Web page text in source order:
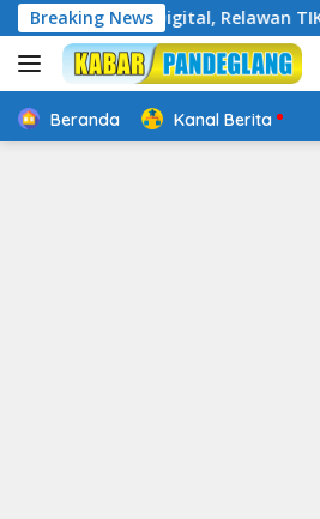
Langsung
ke
konten
Breaking News
Digital, Relawan TIK Bergerak
Beranda Kanal Berita